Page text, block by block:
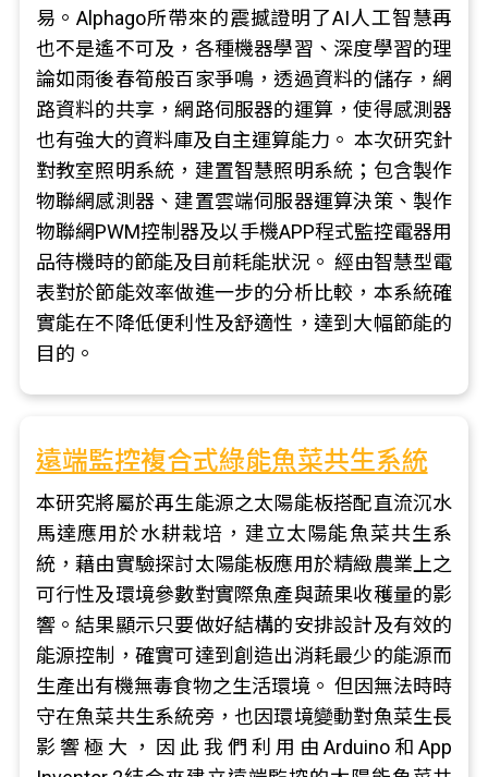
易。Alphago所帶來的震撼證明了AI人工智慧再
也不是遙不可及，各種機器學習、深度學習的理
論如雨後春筍般百家爭鳴，透過資料的儲存，網
路資料的共享，網路伺服器的運算，使得感測器
也有強大的資料庫及自主運算能力。 本次研究針
對教室照明系統，建置智慧照明系統；包含製作
物聯網感測器、建置雲端伺服器運算決策、製作
物聯網PWM控制器及以手機APP程式監控電器用
品待機時的節能及目前耗能狀況。 經由智慧型電
表對於節能效率做進一步的分析比較，本系統確
實能在不降低便利性及舒適性，達到大幅節能的
目的。
遠端監控複合式綠能魚菜共生系統
本研究將屬於再生能源之太陽能板搭配直流沉水
馬達應用於水耕栽培，建立太陽能魚菜共生系
統，藉由實驗探討太陽能板應用於精緻農業上之
可行性及環境參數對實際魚產與蔬果收穫量的影
響。結果顯示只要做好結構的安排設計及有效的
能源控制，確實可達到創造出消耗最少的能源而
生產出有機無毒食物之生活環境。 但因無法時時
守在魚菜共生系統旁，也因環境變動對魚菜生長
影響極大，因此我們利用由Arduino和App